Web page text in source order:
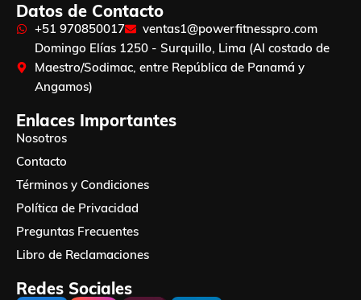
Datos de Contacto
+51 970850017
ventas1@powerfitnesspro.com
Domingo Elías 1250 - Surquillo, Lima (Al costado de
Maestro/Sodimac, entre República de Panamá y
Angamos)
Enlaces Importantes
Nosotros
Contacto
Términos y Condiciones
Política de Privacidad
Preguntas Frecuentes
Libro de Reclamaciones
Redes Sociales